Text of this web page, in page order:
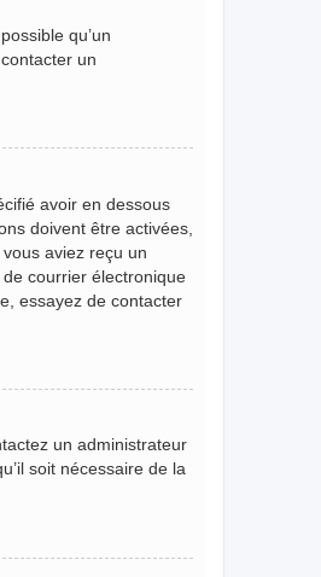
qu’un
un
avoir en dessous
doivent être activées,
aviez reçu un
courrier électronique
essayez de contacter
un administrateur
soit nécessaire de la